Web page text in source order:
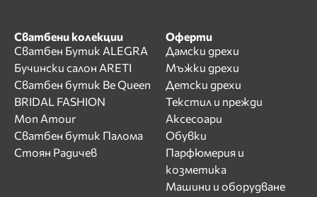
Сватбени колекции
Сватбен Бутик ALEGRA
Бучински салон ARETI
Сватбен бутик Be Queen
BRIDAL FASHION
Mon Amour
Сватбен бутик Палома
Стоян Радичев
Оферти
Дамски дрехи
Мъжки дрехи
Детски дрехи
Текстил и прежди
Аксесоари
Обувки
Парфюмерия и
козметика
Машини и оборудване